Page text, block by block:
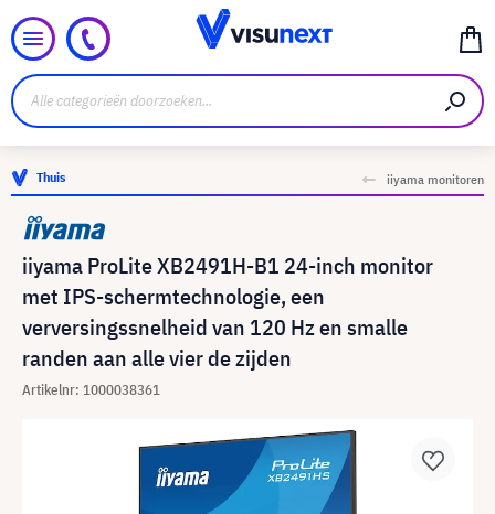
Thuis iiyama monitoren
iiyama ProLite XB2491H-B1 24-inch monitor
met IPS-schermtechnologie, een
verversingssnelheid van 120 Hz en smalle
randen aan alle vier de zijden
Artikelnr: 1000038361